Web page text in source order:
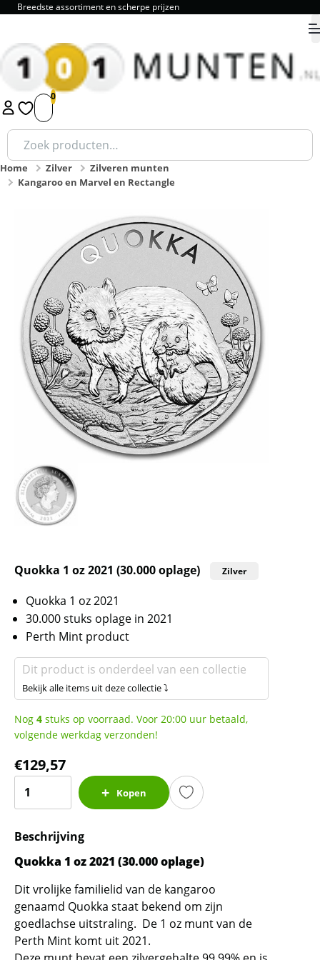
Breedste assortiment en scherpe prijzen
1 2 3 4 5 9.8
Zoeken
naar:
Home Zilver
Zilveren munten
Kangaroo en Marvel en Rectangle
Quokka 1 oz 2021 (30.000 oplage) Zilver
Quokka 1 oz 2021
30.000 stuks oplage in 2021
Perth Mint product
Dit product is onderdeel van een collectie
Bekijk alle items uit deze collectie ⤵
Nog 4 stuks op voorraad. Voor 20:00 uur betaald,
volgende werkdag verzonden!
€129,57
2021
(30.000
oplage)
aantal
Kopen
Beschrijving
Quokka 1 oz 2021 (30.000 oplage)
Dit vrolijke familielid van de kangaroo
genaamd Quokka staat bekend om zijn
goedlachse uitstraling. De 1 oz munt van de
Perth Mint komt uit 2021.